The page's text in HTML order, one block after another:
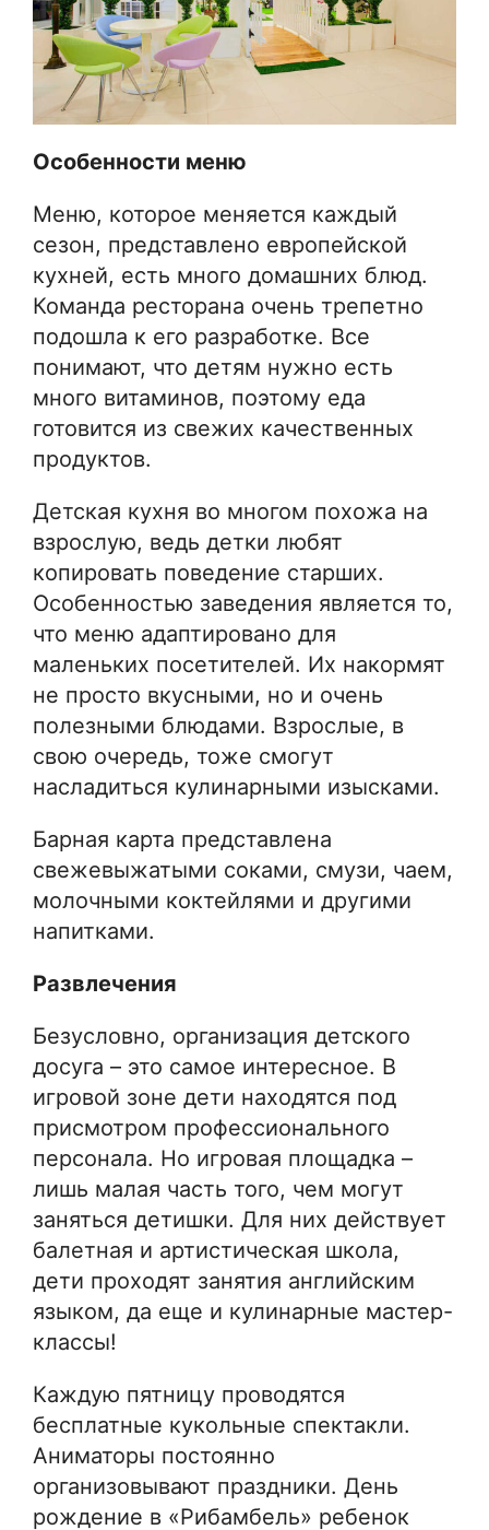
Особенности меню
Меню, которое меняется каждый
сезон, представлено европейской
кухней, есть много домашних блюд.
Команда ресторана очень трепетно
подошла к его разработке. Все
понимают, что детям нужно есть
много витаминов, поэтому еда
готовится из свежих качественных
продуктов.
Детская кухня во многом похожа на
взрослую, ведь детки любят
копировать поведение старших.
Особенностью заведения является то,
что меню адаптировано для
маленьких посетителей. Их накормят
не просто вкусными, но и очень
полезными блюдами. Взрослые, в
свою очередь, тоже смогут
насладиться кулинарными изысками.
Барная карта представлена
свежевыжатыми соками, смузи, чаем,
молочными коктейлями и другими
напитками.
Развлечения
Безусловно, организация детского
досуга – это самое интересное. В
игровой зоне дети находятся под
присмотром профессионального
персонала. Но игровая площадка –
лишь малая часть того, чем могут
заняться детишки. Для них действует
балетная и артистическая школа,
дети проходят занятия английским
языком, да еще и кулинарные мастер-
классы!
Каждую пятницу проводятся
бесплатные кукольные спектакли.
Аниматоры постоянно
организовывают праздники. День
рождение в «Рибамбель» ребенок